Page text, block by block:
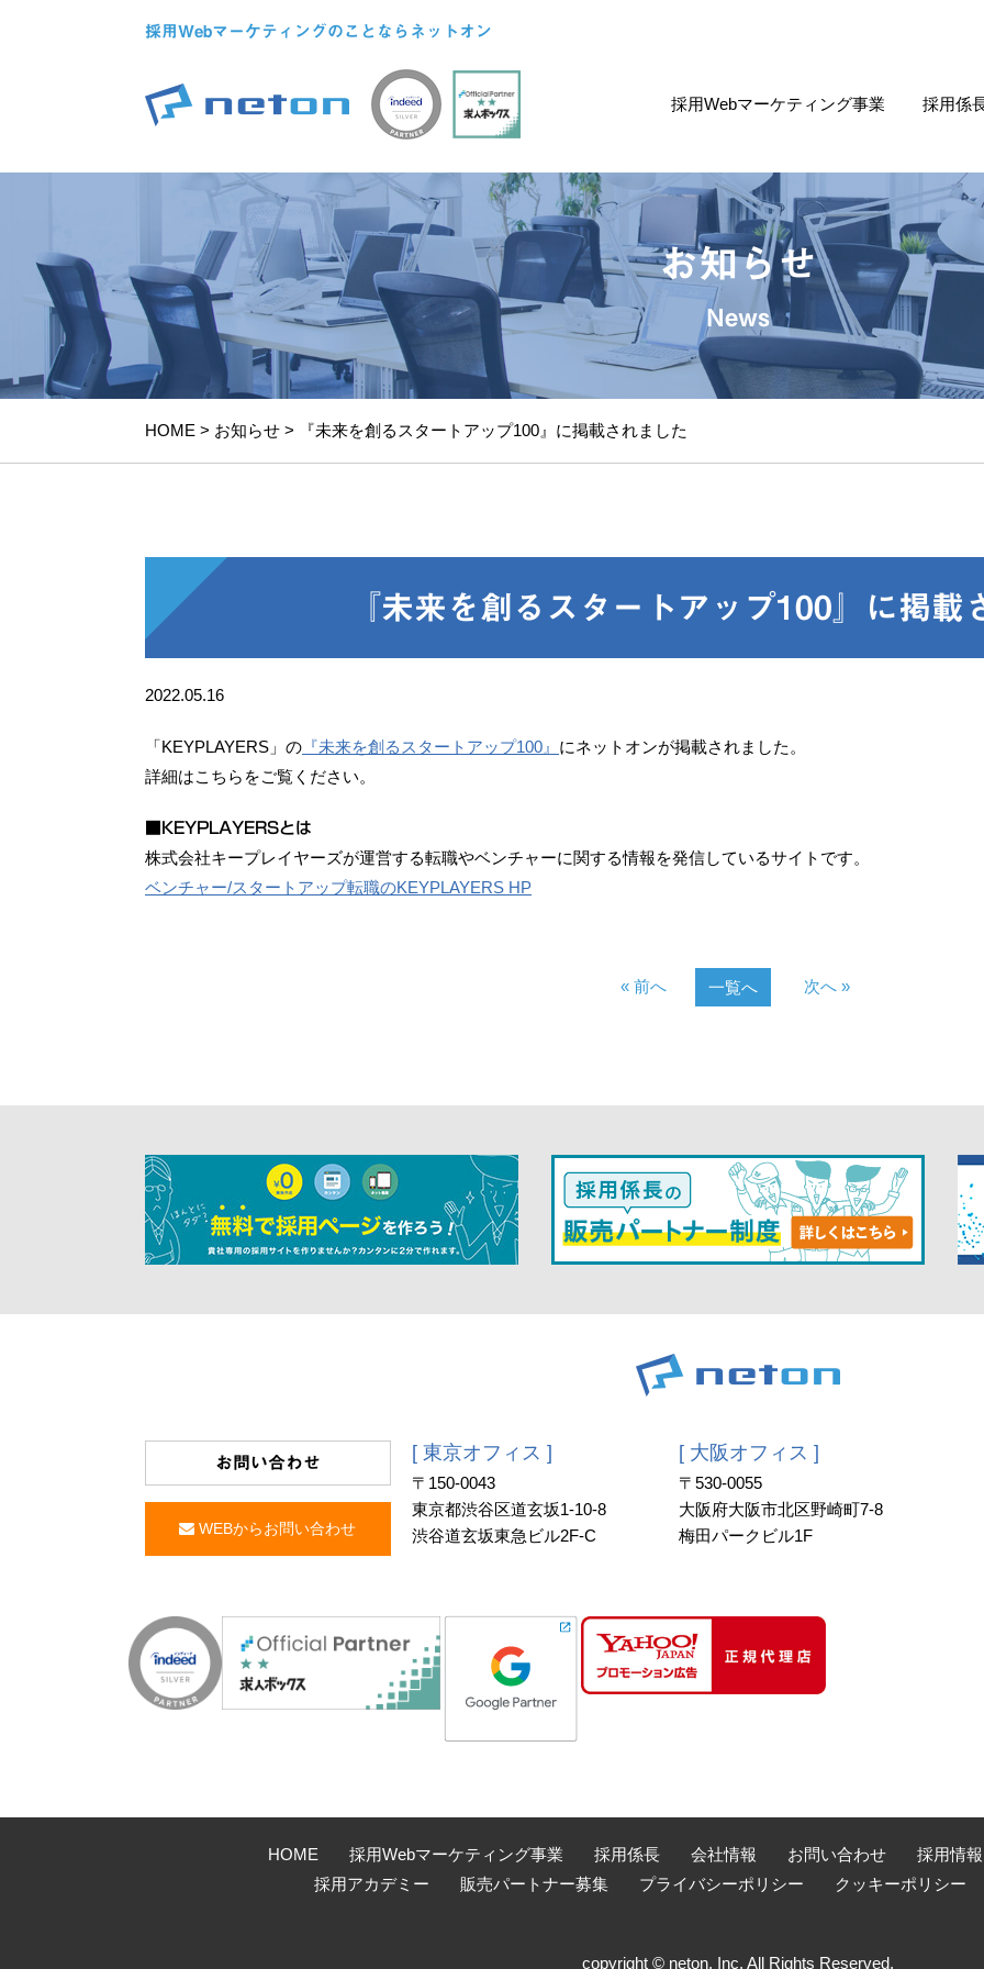
採用Webマーケティングのことならネットオン
採用Webマーケティング事業 採用係
お知らせ
News
HOME > お知らせ > 『未来を創るスタートアップ100』に掲載されました
『未来を創るスタートアップ100』に掲載
2022.05.16
「KEYPLAYERS」の 『未来を創るスタートアップ100』 にネットオンが掲載されました。
詳細はこちらをご覧ください。
■KEYPLAYERSとは
株式会社キープレイヤーズが運営する転職やベンチャーに関する情報を発信しているサイトです。
ベンチャー/スタートアップ転職のKEYPLAYERS HP
« 前へ 一覧へ 次へ »
お問い合わせ
WEBからお問い合わせ
[ 東京オフィス ]
〒150-0043
東京都渋谷区道玄坂1-10-8
渋谷道玄坂東急ビル2F-C
[ 大阪オフィス ]
〒530-0055
大阪府大阪市北区野崎町7-8
梅田パークビル1F
HOME 採用Webマーケティング事業 採用係長 会社情報 お問い合わせ 採用情報
採用アカデミー
販売パートナー募集 プライバシーポリシー クッキーポリシー
copyright © neton, Inc. All Rights Reserved.